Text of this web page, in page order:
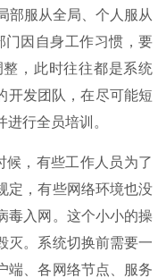
部服从全局、个人服从
门因自身工作习惯，要
，此时往往都是系统
开发团队，在尽可能短
行全员培训。
候，有些工作人员为了
定，有些网络环境也没
毒入网。这个小小的操
灭。系统切换前需要一
端、各网络节点、服务